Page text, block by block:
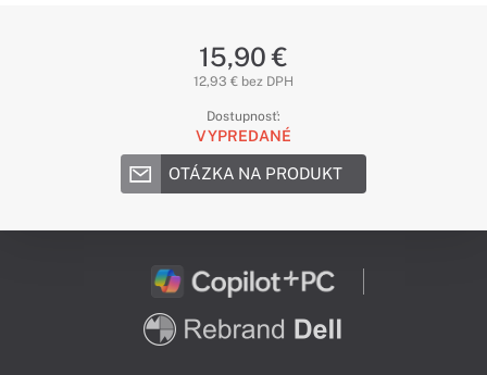
15,90 €
12,93 € bez DPH
Dostupnosť:
VYPREDANÉ
OTÁZKA NA PRODUKT